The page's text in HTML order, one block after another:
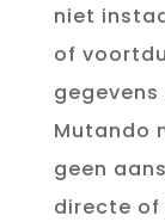
niet
of
Mutando
geen
directe of